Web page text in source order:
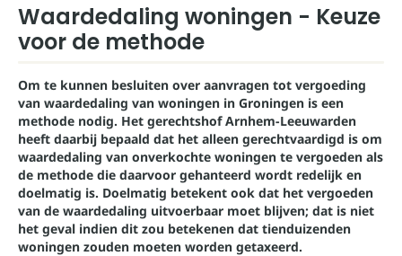
Waardedaling woningen - Keuze
voor de methode
Om te kunnen besluiten over aanvragen tot vergoeding
van waardedaling van woningen in Groningen is een
methode nodig. Het gerechtshof Arnhem-Leeuwarden
heeft daarbij bepaald dat het alleen gerechtvaardigd is om
waardedaling van onverkochte woningen te vergoeden als
de methode die daarvoor gehanteerd wordt redelijk en
doelmatig is. Doelmatig betekent ook dat het vergoeden
van de waardedaling uitvoerbaar moet blijven; dat is niet
het geval indien dit zou betekenen dat tienduizenden
woningen zouden moeten worden getaxeerd.